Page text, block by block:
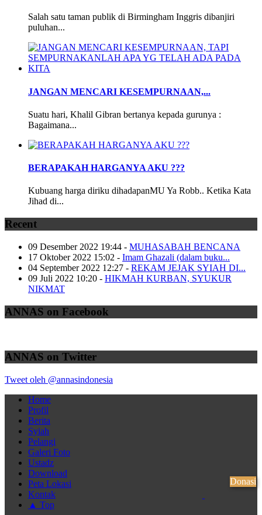
Salah satu taman publik di Birmingham Inggris dibanjiri
puluhan...
JANGAN MENCARI KESEMPURNAAN,...
Suatu hari, Khalil Gibran bertanya kepada gurunya :
Bagaimana...
BERAPAKAH HARGANYA AKU ???
Kubuang harga diriku dihadapanMU Ya Robb.. Ketika Kata
Jihad di...
Recent
09 Desember 2022 19:44 - MUHASABAH BENCANA
17 Oktober 2022 15:02 - Imam Ghazali (dalam buku...
04 September 2022 12:27 - REKAM JEJAK SYIAH DI...
09 Juli 2022 10:20 - HIKMAH KURBAN, SYUKUR
NIKMAT
ANNAS on Facebook
ANNAS on Twitter
Tweet oleh @annasindonesia
Home
Profil
Berita
Syiah
Pelangi
Galeri Foto
Ustadz
Download
Peta Lokasi
Kontak
▲ Top
Donasi